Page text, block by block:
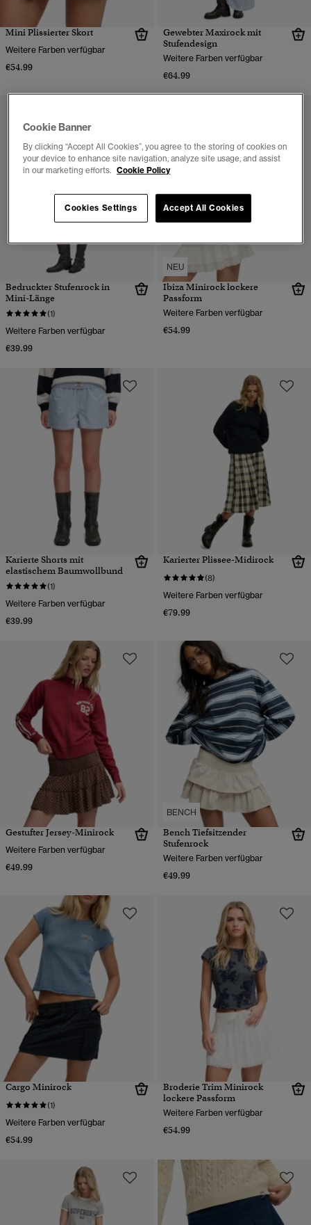
Mini Plissierter Skort
Weitere Farben verfügbar
€54.99
Gewebter Maxirock mit
Stufendesign
Weitere Farben verfügbar
€64.99
Bedruckter Stufenrock in
Mini-Länge
(1)
Weitere Farben verfügbar
€39.99
NEU
Ibiza Minirock lockere
Passform
Weitere Farben verfügbar
€54.99
Karierte Shorts mit
elastischem Baumwollbund
(1)
Weitere Farben verfügbar
€39.99
Karierter Plissee-Midirock
(8)
Weitere Farben verfügbar
€79.99
Gestufter Jersey-Minirock
Weitere Farben verfügbar
€49.99
BENCH
Bench Tiefsitzender
Stufenrock
Weitere Farben verfügbar
€49.99
Cargo Minirock
(1)
Weitere Farben verfügbar
€54.99
Broderie Trim Minirock
lockere Passform
Weitere Farben verfügbar
€54.99
Cookie Banner
By clicking “Accept All Cookies”, you agree to the storing of cookies on
your device to enhance site navigation, analyze site usage, and assist
in our marketing efforts. Cookie Policy
Accept All Cookies
Cookies Settings